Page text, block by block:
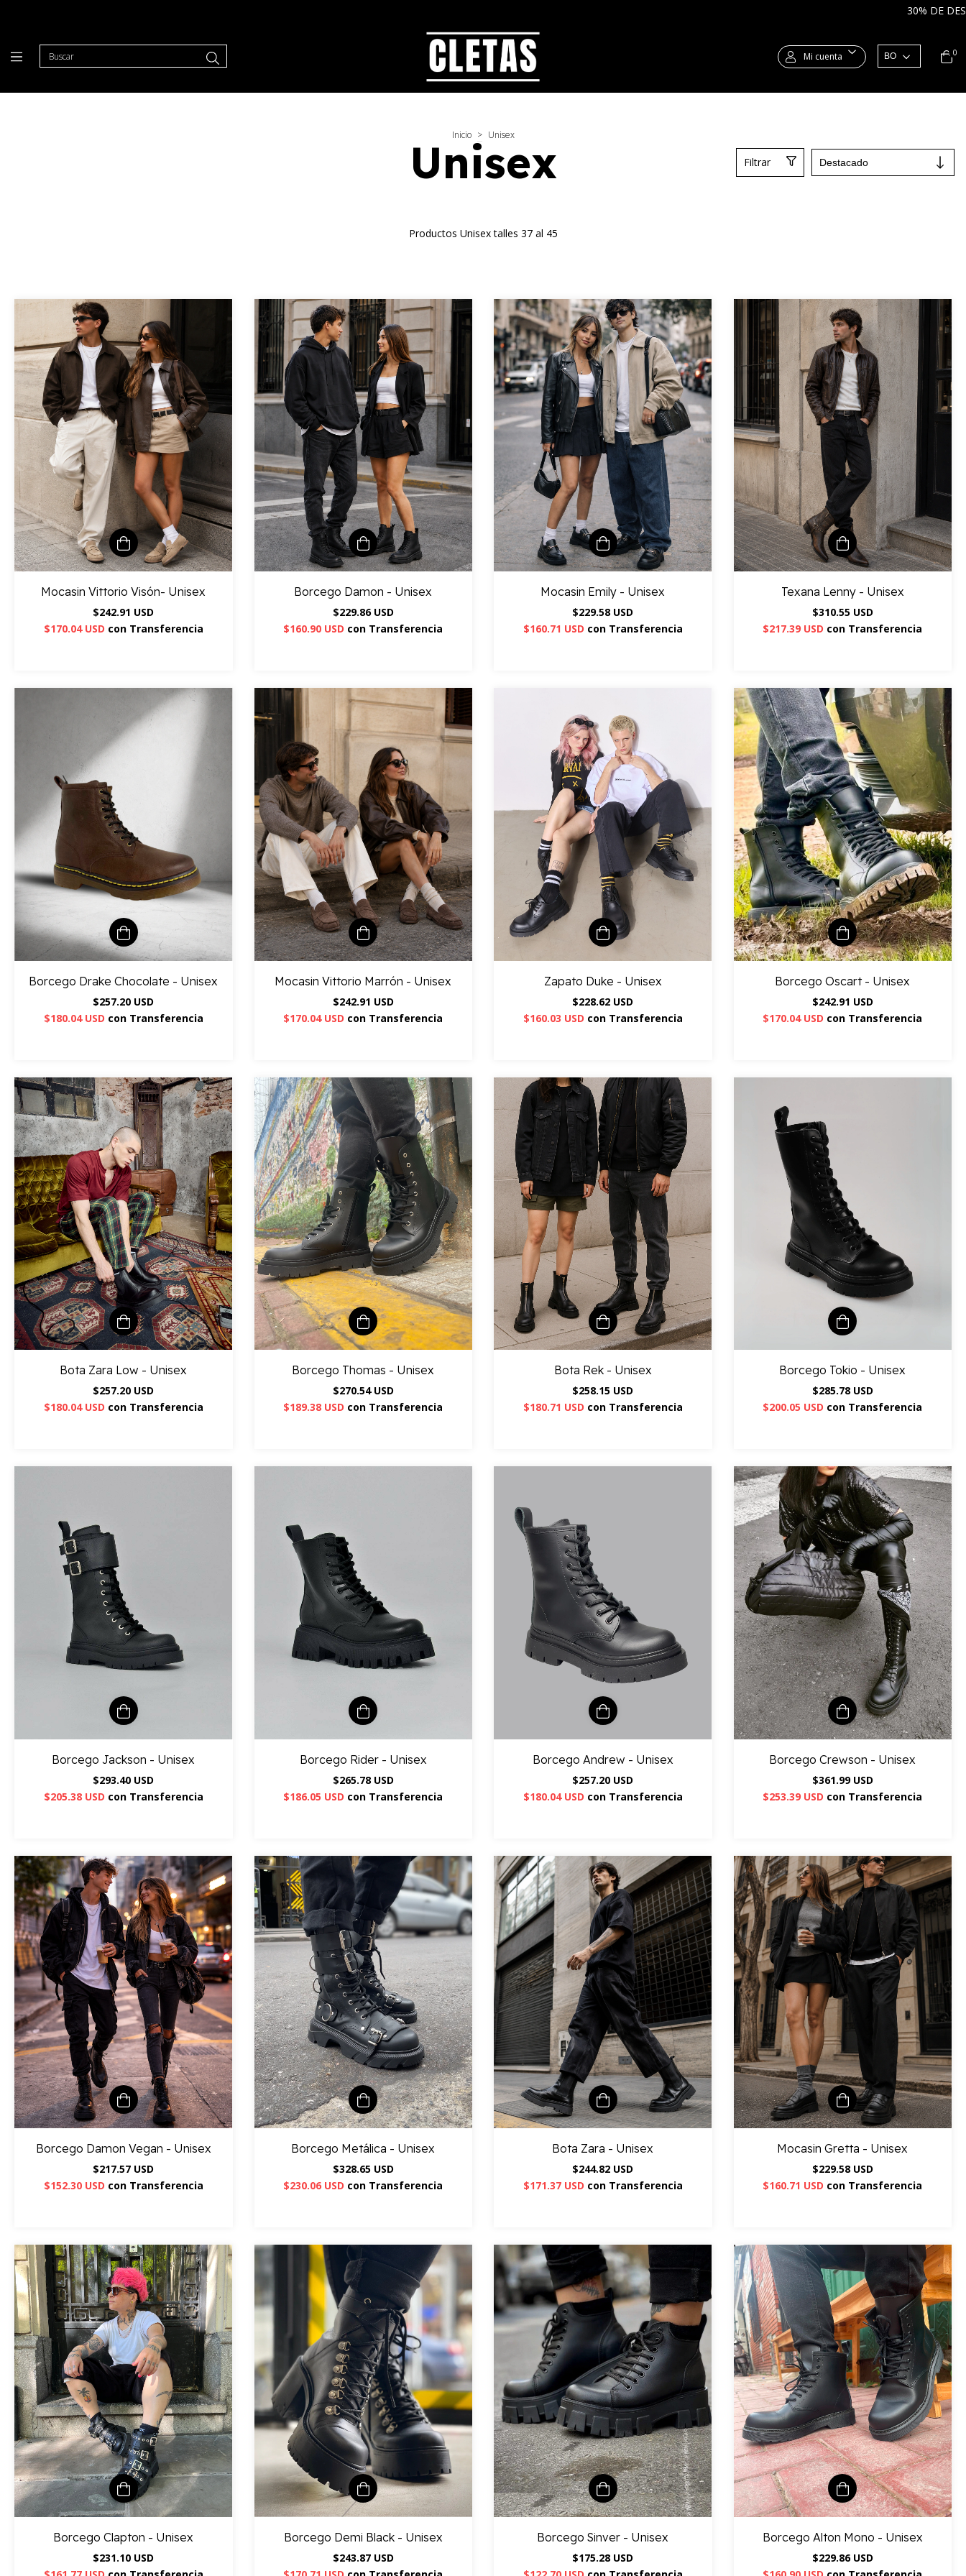
30% DE DESCUENTO ABONANDO POR TRANSFERENCIA | 3 CUOTAS SIN INTERÉS | ENVÍOS A TODO
Mi cuenta 0
Inicio > Unisex
Unisex
Productos Unisex talles 37 al 45
Filtrar
Mocasin Vittorio Visón- Unisex
$242.91 USD
$170.04 USD con Transferencia
Borcego Damon - Unisex
$229.86 USD
$160.90 USD con Transferencia
Mocasin Emily - Unisex
$229.58 USD
$160.71 USD con Transferencia
Texana Lenny - Unisex
$310.55 USD
$217.39 USD con Transferencia
Borcego Drake Chocolate - Unisex
$257.20 USD
$180.04 USD con Transferencia
Mocasin Vittorio Marrón - Unisex
$242.91 USD
$170.04 USD con Transferencia
Zapato Duke - Unisex
$228.62 USD
$160.03 USD con Transferencia
Borcego Oscart - Unisex
$242.91 USD
$170.04 USD con Transferencia
Bota Zara Low - Unisex
$257.20 USD
$180.04 USD con Transferencia
Borcego Thomas - Unisex
$270.54 USD
$189.38 USD con Transferencia
Bota Rek - Unisex
$258.15 USD
$180.71 USD con Transferencia
Borcego Tokio - Unisex
$285.78 USD
$200.05 USD con Transferencia
Borcego Jackson - Unisex
$293.40 USD
$205.38 USD con Transferencia
Borcego Rider - Unisex
$265.78 USD
$186.05 USD con Transferencia
Borcego Andrew - Unisex
$257.20 USD
$180.04 USD con Transferencia
Borcego Crewson - Unisex
$361.99 USD
$253.39 USD con Transferencia
Borcego Damon Vegan - Unisex
$217.57 USD
$152.30 USD con Transferencia
Borcego Metálica - Unisex
$328.65 USD
$230.06 USD con Transferencia
Bota Zara - Unisex
$244.82 USD
$171.37 USD con Transferencia
Mocasin Gretta - Unisex
$229.58 USD
$160.71 USD con Transferencia
Borcego Clapton - Unisex
$231.10 USD
Borcego Demi Black - Unisex
$243.87 USD
Borcego Sinver - Unisex
$175.28 USD
Borcego Alton Mono - Unisex
$229.86 USD